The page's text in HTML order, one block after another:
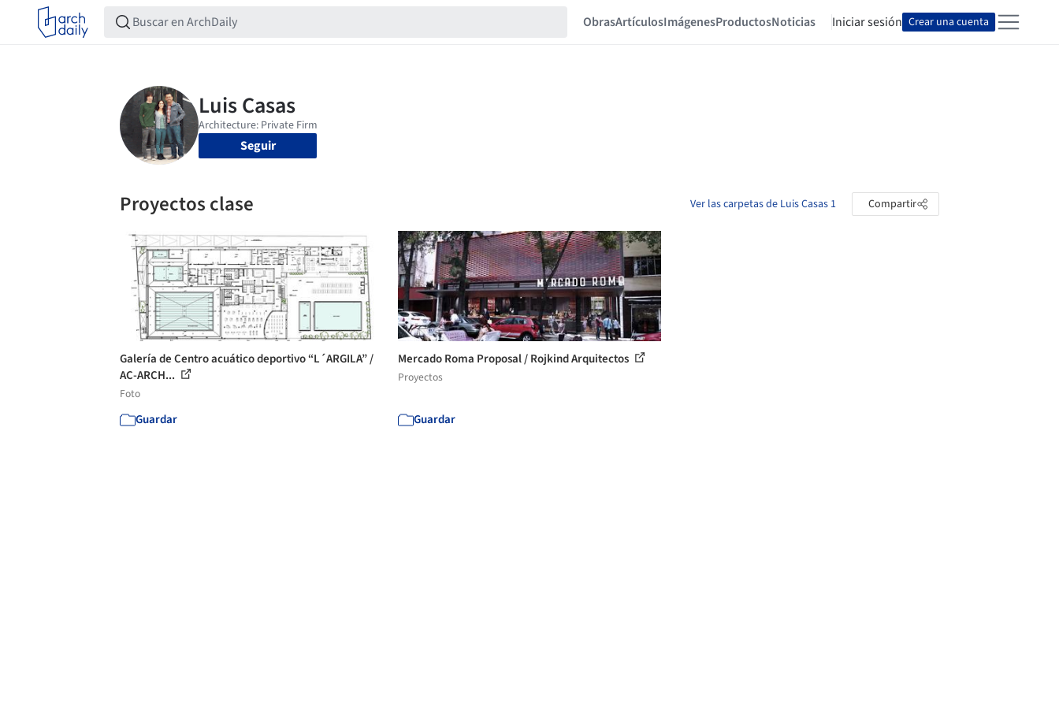
ObrasArtículosImágenesProductosNoticias Iniciar sesión Crear una cuenta
Seguir
Proyectos clase Ver las carpetas de Luis Casas 1 Compartir
Galería de Centro acuático deportivo “L´ARGILA” /
AC-ARCH...
Foto
Guardar
Mercado Roma Proposal / Rojkind Arquitectos
Proyectos
Guardar